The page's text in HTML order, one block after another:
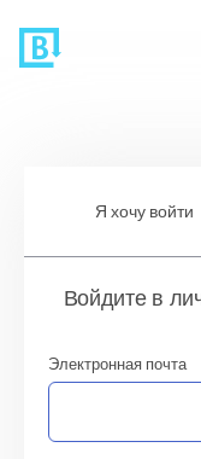
Я хочу войти
Войдите в
Электронная почта